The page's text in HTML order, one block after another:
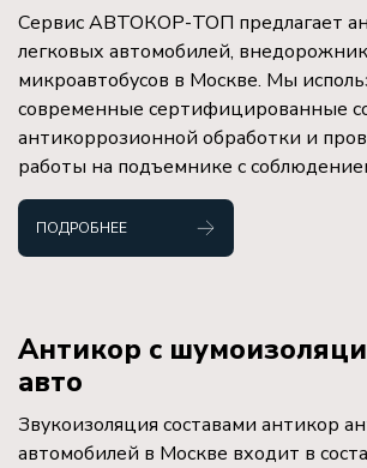
Сервис АВТОКОР-ТОП предлагает
легковых автомобилей,
микроавтобусов в Москве. Мы
современные сертифицированные
антикоррозионной обработки и
работы на подъемнике с
ПОДРОБНЕЕ
Антикор с
авто
Звукоизоляция составами антикор
автомобилей в Москве входит в